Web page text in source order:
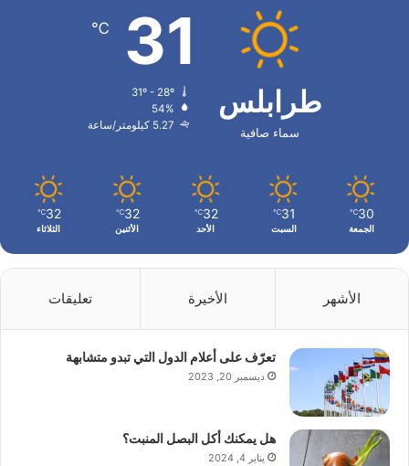
طرابلس
سماء صافية
31
℃
54%
5.27 كيلومتر/ساعة
30
℃
الجمعة
31
℃
السبت
32
℃
الأحد
32
℃
الأثنين
32
℃
الثلاثاء
الأشهر الأخيرة تعليقات
تعرّف على أعلام الدول التي تبدو متشابهة
ديسمبر 20, 2023
هل يمكنك أكل البصل المنبت؟
يناير 4, 2024